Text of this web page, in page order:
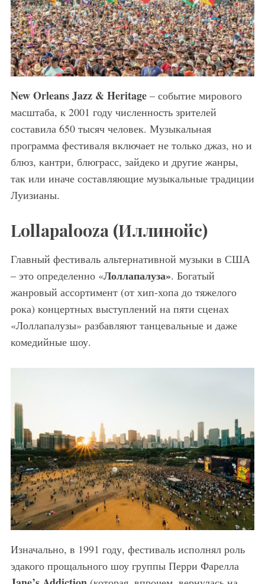
New Orleans Jazz & Heritage– событие мирового
масштаба, к 2001 году численность зрителей
составила 650 тысяч человек. Музыкальная
программа фестиваля включает не только джаз, но и
блюз, кантри, блюграсс, зайдеко и другие жанры,
так или иначе составляющие музыкальные традиции
Луизианы.
Lollapalooza (Иллинойс)
Главный фестиваль альтернативной музыки в США
– это определенно «Лоллапалуза». Богатый
жанровый ассортимент (от хип-хопа до тяжелого
рока) концертных выступлений на пяти сценах
«Лоллапалузы» разбавляют танцевальные и даже
комедийные шоу.
Изначально, в 1991 году, фестиваль исполнял роль
эдакого прощального шоу группы Перри Фарелла